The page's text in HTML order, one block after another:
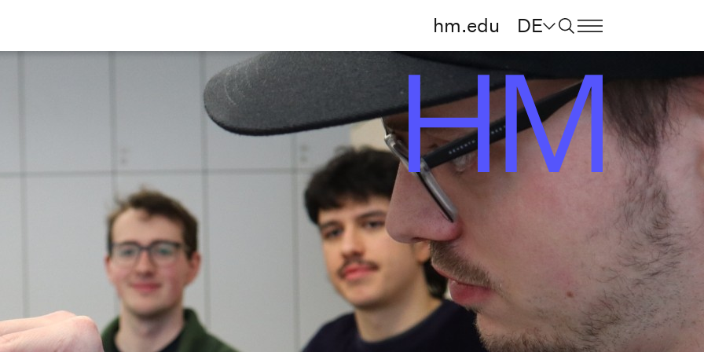
hm.edu DE